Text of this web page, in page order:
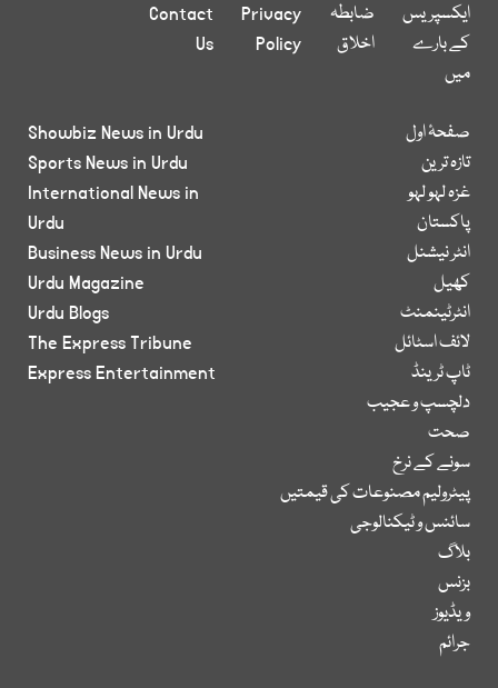
ایکسپریس
کے بارے
میں
ضابطہ
اخلاق
Privacy
Policy
Contact
Us
صفحۂ اول
تازہ ترین
غزہ لہو لہو
پاکستان
انٹر نیشنل
کھیل
انٹرٹینمنٹ
لائف اسٹائل
ٹاپ ٹرینڈ
دلچسپ و عجیب
صحت
سونے کے نرخ
پیٹرولیم مصنوعات کی قیمتیں
سائنس و ٹیکنالوجی
بلاگ
بزنس
ویڈیوز
جرائم
Showbiz News in Urdu
Sports News in Urdu
International News in
Urdu
Business News in Urdu
Urdu Magazine
Urdu Blogs
The Express Tribune
Express Entertainment